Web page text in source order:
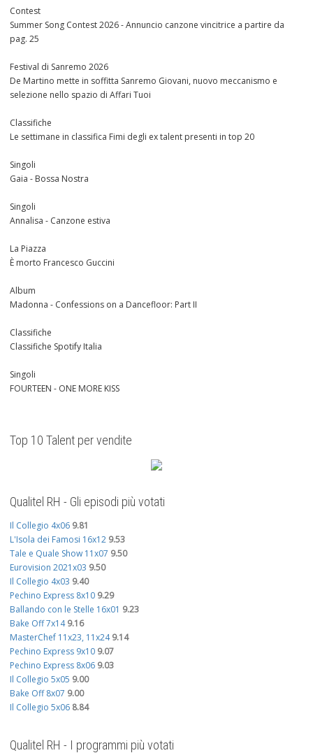
Contest
Summer Song Contest 2026 - Annuncio canzone vincitrice a partire da
pag. 25
Festival di Sanremo 2026
De Martino mette in soffitta Sanremo Giovani, nuovo meccanismo e
selezione nello spazio di Affari Tuoi
Classifiche
Le settimane in classifica Fimi degli ex talent presenti in top 20
Singoli
Gaia - Bossa Nostra
Singoli
Annalisa - Canzone estiva
La Piazza
È morto Francesco Guccini
Album
Madonna - Confessions on a Dancefloor: Part II
Classifiche
Classifiche Spotify Italia
Singoli
FOURTEEN - ONE MORE KISS
Top 10 Talent per vendite
Qualitel RH - Gli episodi più votati
Il Collegio 4x06 9.81
L'Isola dei Famosi 16x12 9.53
Tale e Quale Show 11x07 9.50
Eurovision 2021x03 9.50
Il Collegio 4x03 9.40
Pechino Express 8x10 9.29
Ballando con le Stelle 16x01 9.23
Bake Off 7x14 9.16
MasterChef 11x23, 11x24 9.14
Pechino Express 9x10 9.07
Pechino Express 8x06 9.03
Il Collegio 5x05 9.00
Bake Off 8x07 9.00
Il Collegio 5x06 8.84
Qualitel RH - I programmi più votati